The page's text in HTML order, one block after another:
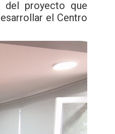
del proyecto que
el Centro